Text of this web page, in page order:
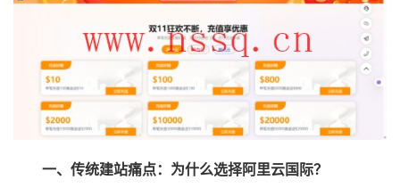
一、传统建站痛点：为什么选择阿里云国际？